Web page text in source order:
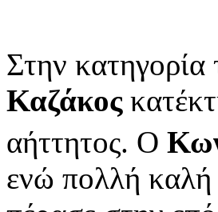
Στην
Καζάκος
αήττητος. Ο
ενώ πολλή καλή